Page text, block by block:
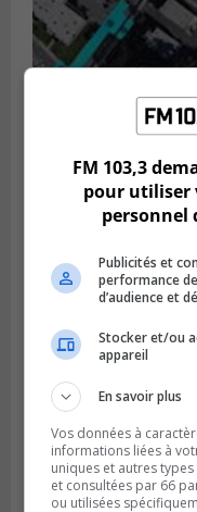
GREENFIELD PARK
Publié le 6 août 2026 à
fortesFM 103,3
pour utiliser
personnel
Publicités et
performance
d’audience et
Stocker et/ou
appareil
En savoir plus
Vos données à
informations liées à
uniques et autres
et consultées par 66
ou utilisées